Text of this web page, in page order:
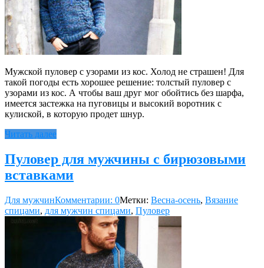
Мужской пуловер с узорами из кос. Холод не страшен! Для
такой погоды есть хорошее решение: толстый пуловер с
узорами из кос. А чтобы ваш друг мог обойтись без шарфа,
имеется застежка на пуговицы и высокий воротник с
кулиской, в которую продет шнур.
Читать далее
Пуловер для мужчины с бирюзовыми
вставками
Для мужчинКомментарии: 0Метки: Весна-осень, Вязание
спицами, для мужчин спицами, Пуловер